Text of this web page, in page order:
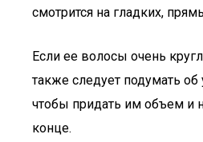
смотрится на гладких,
Если ее волосы очень
также следует подумать об
чтобы придать им объем и
конце.